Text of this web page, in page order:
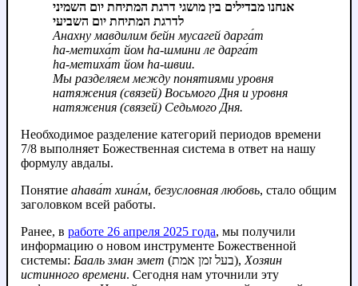
אנחנו מבדילים בין מושגי דרגת המתיחת יום השמיני
לדרגת המתיחת יום השביעי
Анахну мавдилим бейн мусагей дарга́т
hа‑метиха́т йом hа-шмини ле дарга́т
hа‑метиха́т йом hа-швии.
Мы разделяем между понятиями уровня
натяжения (связей) Восьмого Дня и уровня
натяжения (связей) Седьмого Дня.
Необходимое разделение категорий периодов времени
7/8 выполняет Божественная система в ответ на нашу
формулу авдалы.
Понятие аhава́т хина́м, безусловная любовь, стало общим
заголовком всей работы.
Ранее, в работе 26 апреля 2025 года, мы получили
информацию о новом инструменте Божественной
системы: Бааль зман эмет (בעל זמן אמת), Хозяин
истинного времени. Сегодня нам уточнили эту